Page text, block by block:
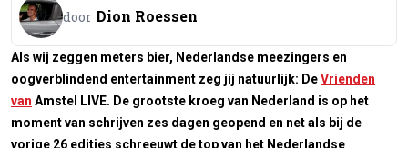
door Dion Roessen
Als wij zeggen meters bier, Nederlandse meezingers en
oogverblindend entertainment zeg jij natuurlijk: DeVrienden
van Amstel LIVE. De grootste kroeg van Nederland is op het
moment van schrijven zes dagen geopend en net als bij de
vorige 26 edities schreeuwt de top van het Nederlandse